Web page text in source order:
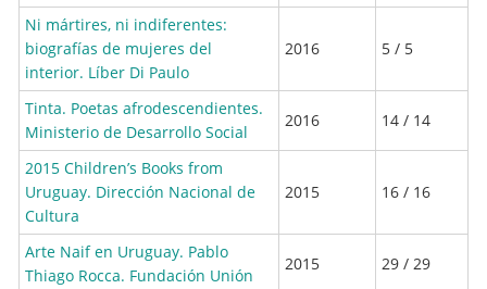
Ni mártires, ni indiferentes:
biografías de mujeres del
interior. Líber Di Paulo
2016 5 / 5
Tinta. Poetas afrodescendientes.
Ministerio de Desarrollo Social
2016 14 / 14
2015 Children’s Books from
Uruguay. Dirección Nacional de
Cultura
2015 16 / 16
Arte Naif en Uruguay. Pablo
Thiago Rocca. Fundación Unión
2015 29 / 29